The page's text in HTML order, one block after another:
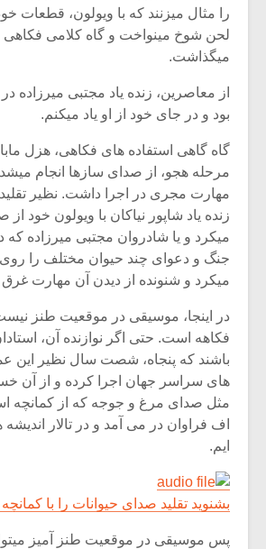
را مثال میزنند که با ویولون، قطعات
لحن شوخ مینواخت و گاه کلامی فکاهی
میگذاشت.
از معاصرین، زنده یاد مجتبی میرزاده
بود و در جای خود از او یاد میکنم.
گاه گاهی استفاده های فکاهی، هزل
مرحله هجو، از صدای سازها انجام
مهارت مجری در اجرا داشت. نظیر
زنده یاد شاپور نیاکان با ویولون خود از
میکرد و یا شادروان مجتبی میرزاده که
جنگ و دعوای چند حیوان مختلف را
میکرد و شنونده از دیدن آن مهارت
در اینجا، موسیقی در موقعیت طنز
فکاهه است. حتی اگر نوازنده آن،
باشند که پنجاه، شصت سال نظیر این
های سراسر جهان اجرا کرده و از آن
مثل صدای مرغ و جوجه که از کمانچه
اف فراوان در می آمد و در تالار اندیشه
ایم.
بشنوید تقلید صدای حیوانات را با
پس موسیقی در موقعیت طنز آمیز
میکلوش روژا
یادداشتی بر موسیقی
شیش و نیم»
اگر نمی توانی
مشهورترین باشی،
بدنام ترین باش